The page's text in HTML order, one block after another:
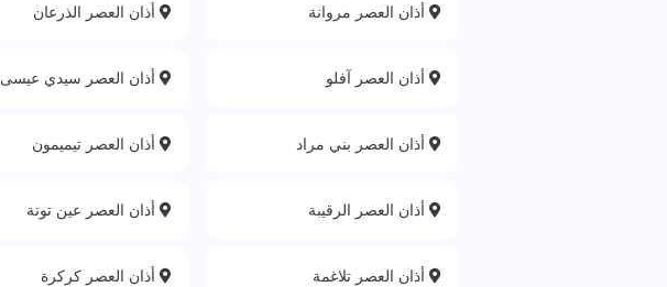
أذان العصر مروانة أذان العصر الذرعان
أذان العصر آفلو أذان العصر سيدي عيسى
أذان العصر بني مراد أذان العصر تيميمون
أذان العصر الرقيبة أذان العصر عين توتة
أذان العصر تلاغمة أذان العصر كركرة